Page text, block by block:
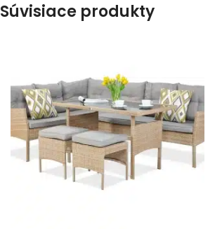
Súvisiace produkty